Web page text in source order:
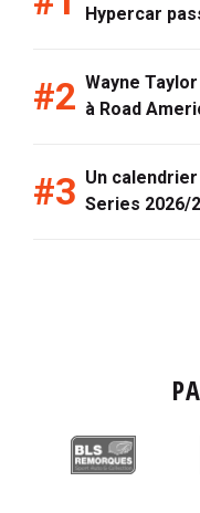
Hypercar
Wayne
à Road
Un
Series 2026/